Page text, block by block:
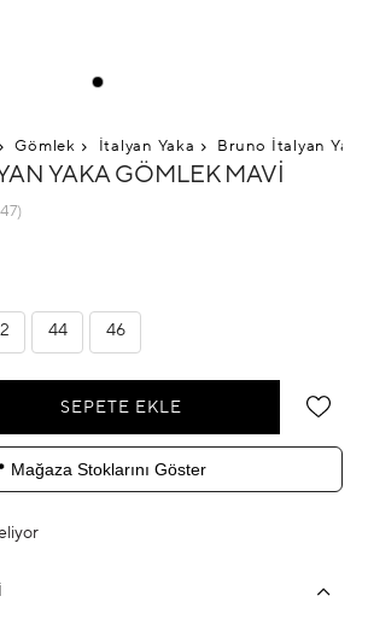
Gömlek İtalyan Yaka Bruno İtalyan
YAKA GÖMLEK MAVI
44 46
Mağaza Stoklarını Göster